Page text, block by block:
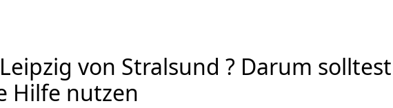
von Stralsund ? Darum
Hilfe nutzen